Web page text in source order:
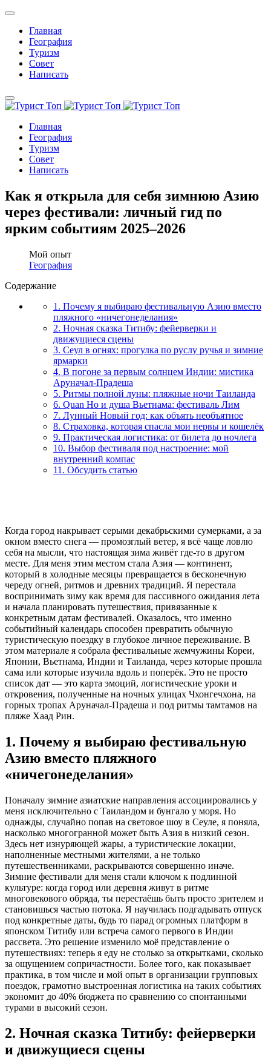
Главная
География
Туризм
Совет
Написать
Главная
География
Туризм
Совет
Написать
Как я открыла для себя зимнюю Азию
через фестивали: личный гид по
ярким событиям 2025–2026
Мой опыт
География
Содержание
1. Почему я выбираю фестивальную Азию вместо
пляжного «ничегонеделания»
2. Ночная сказка Титибу: фейерверки и
движущиеся сцены
3. Сеул в огнях: прогулка по руслу ручья и зимние
ярмарки
4. В погоне за первым солнцем Индии: мистика
Аруначал-Прадеша
5. Ритмы полной луны: пляжные ночи Таиланда
6. Quan Ho и душа Вьетнама: фестиваль Лим
7. Лунный Новый год: как объять необъятное
8. Страховка, которая спасла мои нервы и кошелёк
9. Практическая логистика: от билета до ночлега
10. Выбор фестиваля под настроение: мой
внутренний компас
11. Обсудить статью
Когда город накрывает серыми декабрьскими сумерками, а за
окном вместо снега — промозглый ветер, я всё чаще ловлю
себя на мысли, что настоящая зима живёт где-то в другом
месте. Для меня этим местом стала Азия — континент,
который в холодные месяцы превращается в бесконечную
череду огней, ритмов и древних традиций. Я перестала
воспринимать зиму как время для пассивного ожидания лета
и начала планировать путешествия, привязанные к
конкретным датам фестивалей. Оказалось, что именно
событийный календарь способен превратить обычную
туристическую поездку в глубокое личное переживание. В
этом материале я собрала фестивальные жемчужины Кореи,
Японии, Вьетнама, Индии и Таиланда, через которые прошла
сама или которые изучила вдоль и поперёк. Это не просто
список дат — это карта эмоций, логистические уроки и
откровения, полученные на ночных улицах Чхонгечхона, на
горных тропах Аруначал-Прадеша и под ритмы тамтамов на
пляже Хаад Рин.
1. Почему я выбираю фестивальную
Азию вместо пляжного
«ничегонеделания»
Поначалу зимние азиатские направления ассоциировались у
меня исключительно с Таиландом и бунгало у моря. Но
однажды, случайно попав на световое шоу в Сеуле, я поняла,
насколько многогранной может быть Азия в низкий сезон.
Здесь нет изнуряющей жары, а туристические локации,
наполненные местными жителями, а не только
путешественниками, раскрываются совершенно иначе.
Зимние фестивали для меня стали ключом к подлинной
культуре: когда город или деревня живут в ритме
многовекового обряда, ты перестаёшь быть просто зрителем и
становишься частью потока. Я научилась подгадывать отпуск
под конкретные даты, будь то парад огромных платформ в
японском Титибу или встреча самого первого в Индии
рассвета. Это решение изменило моё представление о
путешествиях: теперь я еду не столько за открытками, сколько
за ощущением сопричастности. Более того, как показывает
практика, в том числе и мой опыт в организации групповых
поездок, грамотно выстроенная логистика на таких событиях
экономит до 40% бюджета по сравнению со спонтанными
турами в высокий сезон.
2. Ночная сказка Титибу: фейерверки
и движущиеся сцены